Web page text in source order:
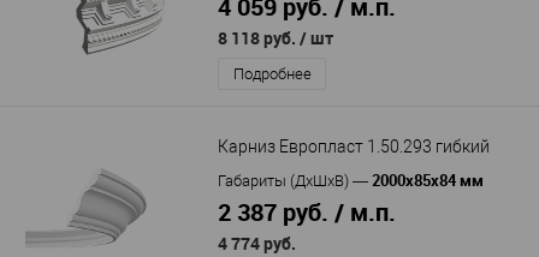
4 059 руб. / м.п.
8 118 руб. / шт
Подробнее
Карниз Европласт 1.50.293 гибкий
Габариты (ДхШхВ) — 2000х85х84 мм
2 387 руб. / м.п.
4 774 руб.